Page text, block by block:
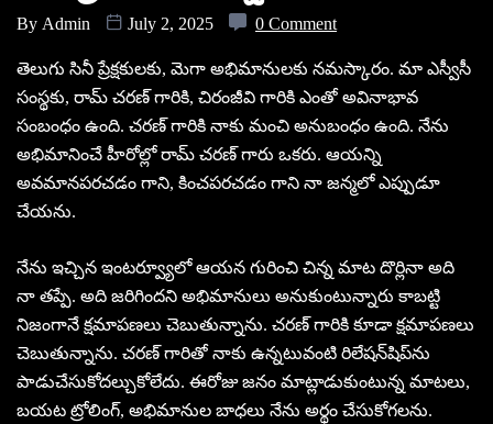
By Admin July 2, 2025 0 Comment
తెలుగు సినీ ప్రేక్షకులకు, మెగా అభిమానులకు నమస్కారం. మా ఎస్వీసీ
సంస్థకు, రామ్ చరణ్ గారికి, చిరంజీవి గారికి ఎంతో అవినాభావ
సంబంధం ఉంది. చరణ్ గారికి నాకు మంచి అనుబంధం ఉంది. నేను
అభిమానించే హీరోల్లో రామ్ చరణ్ గారు ఒకరు. ఆయన్ని
అవమానపరచడం గాని, కించపరచడం గాని నా జన్మలో ఎప్పుడూ
చేయను.
నేను ఇచ్చిన ఇంటర్వ్యూలో ఆయన గురించి చిన్న మాట దొర్లినా అది
నా తప్పే. అది జరిగిందని అభిమానులు అనుకుంటున్నారు కాబట్టి
నిజంగానే క్షమాపణలు చెబుతున్నాను. చరణ్ గారికి కూడా క్షమాపణలు
చెబుతున్నాను. చరణ్ గారితో నాకు ఉన్నటువంటి రిలేషన్‌షిప్‌ను
పాడుచేసుకోదల్చుకోలేదు. ఈరోజు జనం మాట్లాడుకుంటున్న మాటలు,
బయట ట్రోలింగ్, అభిమానుల బాధలు నేను అర్థం చేసుకోగలను.